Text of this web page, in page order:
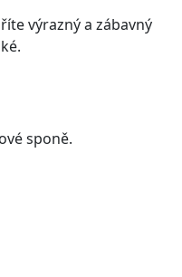
výrazný a zábavný
sponě.